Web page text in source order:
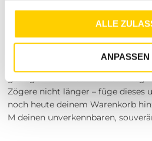
gesammelt haben.
ALLE
ANPASSEN
Mach ab heute Schluss mit
deinen Style, deine Qualität und
Zögere nicht länger – füge dieses
noch heute deinem Warenkorb
M deinen unverkennbaren,